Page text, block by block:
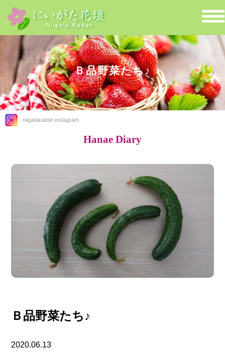
Ｂ品野菜たち♪
Hanae Diary
niigatakadan instagram
Ｂ品野菜たち♪
2020.06.13